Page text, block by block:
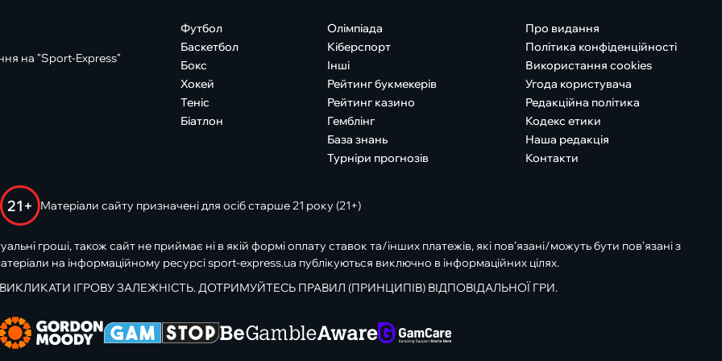
на "Sport-Express"
Футбол
Баскетбол
Бокс
Хокей
Теніс
Біатлон
Олімпіада
Кіберспорт
Інші
Рейтинг букмекерів
Рейтинг казино
Гемблінг
База знань
Турніри прогнозів
Про видання
Політика конфіденційності
Використання cookies
Угода користувача
Редакційна політика
Кодекс етики
Наша редакція
Контакти
21+ Матеріали сайту призначені для осіб старше 21 року (21+)
гроші, також сайт не приймає ні в якій формі оплату ставок та/інших платежів, які пов’язані/можуть бути пов’язані з
на інформаційному ресурсі sport-express.ua публікуються виключно в інформаційних цілях.
ІГРОВУ ЗАЛЕЖНІСТЬ. ДОТРИМУЙТЕСЬ ПРАВИЛ (ПРИНЦИПІВ) ВІДПОВІДАЛЬНОЇ ГРИ.